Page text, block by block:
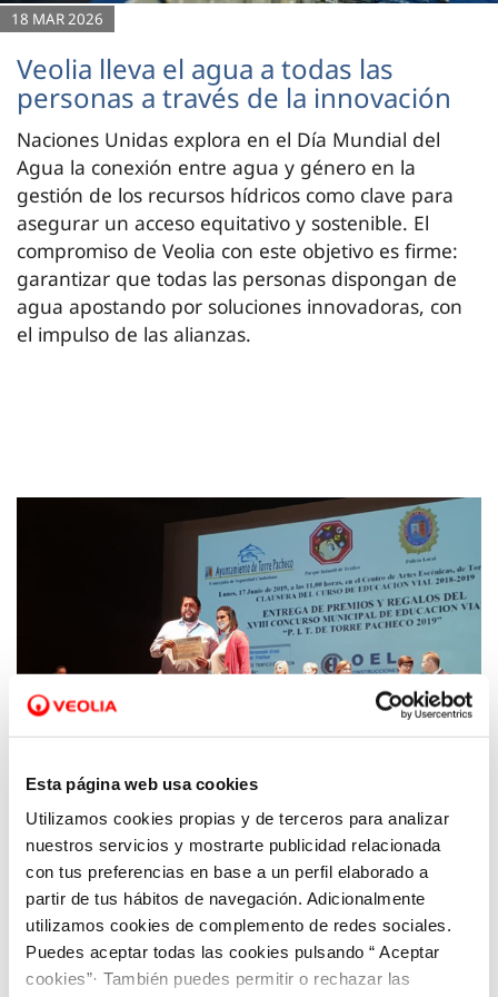
Esta página web usa cookies
Utilizamos cookies propias y de terceros para analizar
nuestros servicios y mostrarte publicidad relacionada
con tus preferencias en base a un perfil elaborado a
partir de tus hábitos de navegación. Adicionalmente
utilizamos cookies de complemento de redes sociales.
Puedes aceptar todas las cookies pulsando “ Aceptar
cookies”· También puedes permitir o rechazar las
18 MAR 2026
Veolia lleva el agua a todas las
personas a través de la innovación
Naciones Unidas explora en el Día Mundial del
Agua la conexión entre agua y género en la
gestión de los recursos hídricos como clave para
asegurar un acceso equitativo y sostenible. El
compromiso de Veolia con este objetivo es firme:
garantizar que todas las personas dispongan de
agua apostando por soluciones innovadoras, con
el impulso de las alianzas.
14 JUN 2019
Entrega de premios a los ganadores del
XVIII concurso de Educación Vial de Torre
Pacheco